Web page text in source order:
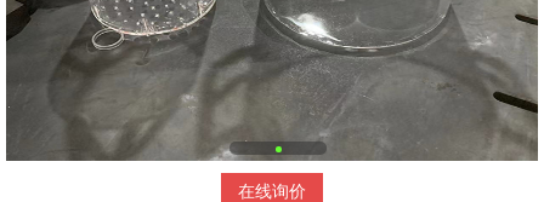
在线询价